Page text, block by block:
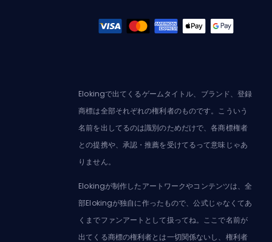
Elokingで出てくるゲームタイトル、ブランド、登録
商標は全部それぞれの権利者のものです。こういう
名前を出してるのは識別のためだけで、各商標権者
との提携や、承認・推薦を受けてるって意味じゃあ
りません。
Elokingが制作したアートワークやコンテンツは、全
部Elokingが独自に作ったもので、公式じゃなくてあ
くまでファンアートとして扱ってね。ここで名前が
出てくる商標の権利者とは一切関係ないし、権利者